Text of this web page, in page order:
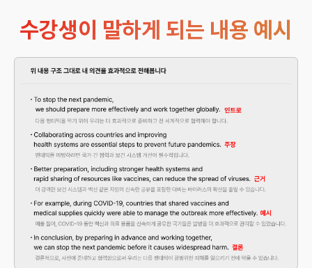
수강생이 말하게 되는 내용 예시